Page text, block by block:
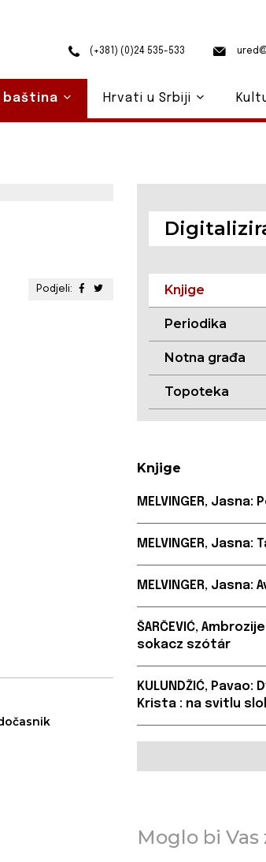
Podjeli: Knjige
Periodika
Notna građa
Topoteka
Knjige
MELVINGER,
MELVINGER,
MELVINGER, Jasna:
ŠARČEVIĆ,
sokacz szótár
KULUNDŽIĆ,
Krista : na svitlu
Moglo bi Vas
(+381) (0)24 535-533
baština Hrvati u Srbiji